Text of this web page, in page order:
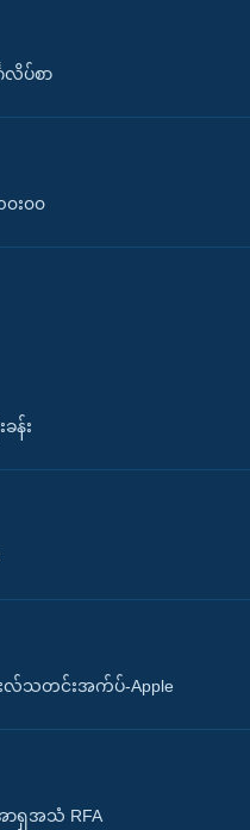
လိပ်စာ
၀း၀၀
န်း
သတင်းအက်ပ်-Apple
အသံ RFA